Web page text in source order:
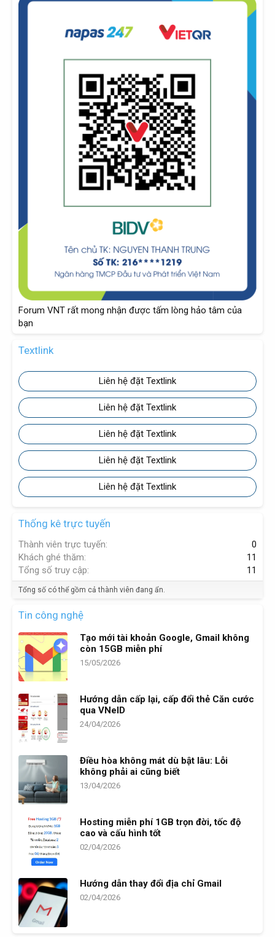
Forum VNT rất mong nhận được tấm lòng hảo tâm của
bạn
Textlink
Liên hệ đặt Textlink
Liên hệ đặt Textlink
Liên hệ đặt Textlink
Liên hệ đặt Textlink
Liên hệ đặt Textlink
Thống kê trực tuyến
Thành viên trực tuyến
0
Khách ghé thăm
11
Tổng số truy cập
11
Tổng số có thể gồm cả thành viên đang ẩn.
Tin công nghệ
Tạo mới tài khoản Google, Gmail không
còn 15GB miễn phí
15/05/2026
Hướng dẫn cấp lại, cấp đổi thẻ Căn cước
qua VNeID
24/04/2026
Điều hòa không mát dù bật lâu: Lỗi
không phải ai cũng biết
13/04/2026
Hosting miễn phí 1GB trọn đời, tốc độ
cao và cấu hình tốt
02/04/2026
Hướng dẫn thay đổi địa chỉ Gmail
02/04/2026